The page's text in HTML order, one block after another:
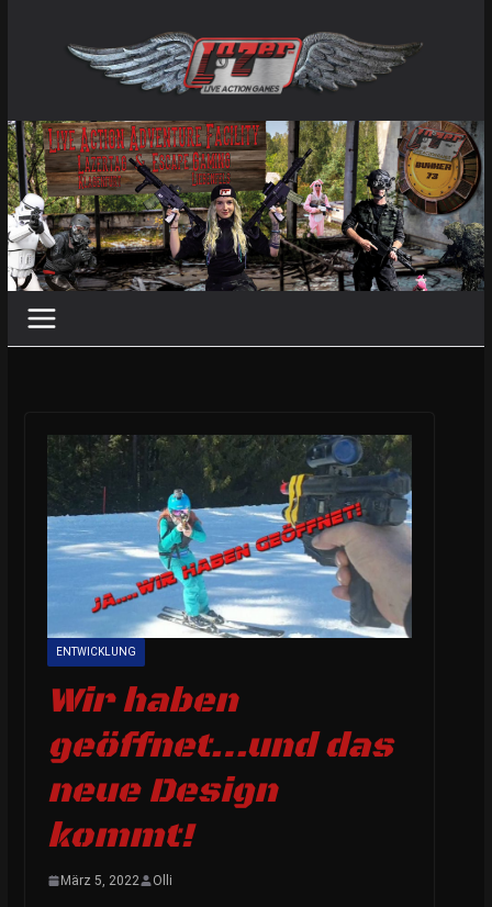
ENTWICKLUNG
Wir haben
geöffnet…und das
neue Design
kommt!
März 5, 2022 Olli